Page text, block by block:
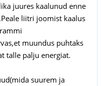
juures kaalunud enne
liitri joomist kaalus
muundus puhtaks
talle palju energiat.
suurem ja